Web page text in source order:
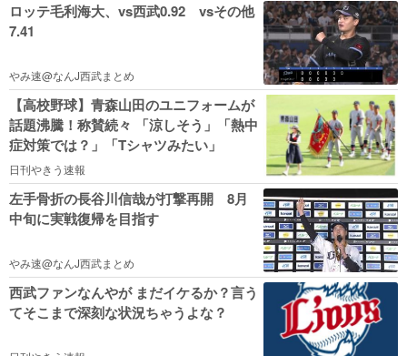
ロッテ毛利海大、vs西武0.92 vsその他
7.41
やみ速@なんJ西武まとめ
【高校野球】青森山田のユニフォームが
話題沸騰！称賛続々 「涼しそう」「熱中
症対策では？」「Tシャツみたい」
日刊やきう速報
左手骨折の長谷川信哉が打撃再開 8月
中旬に実戦復帰を目指す
やみ速@なんJ西武まとめ
西武ファンなんやが まだイケるか？言う
てそこまで深刻な状況ちゃうよな？